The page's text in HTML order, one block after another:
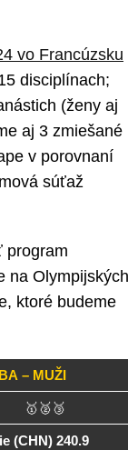
vo Francúzsku
disciplínach;
(ženy aj
aj 3 zmiešané
v porovnaní
súťaž
program
na Olympijských
ktoré budeme
– MUŽI
🥇🥈🥉
(CHN) 240.9